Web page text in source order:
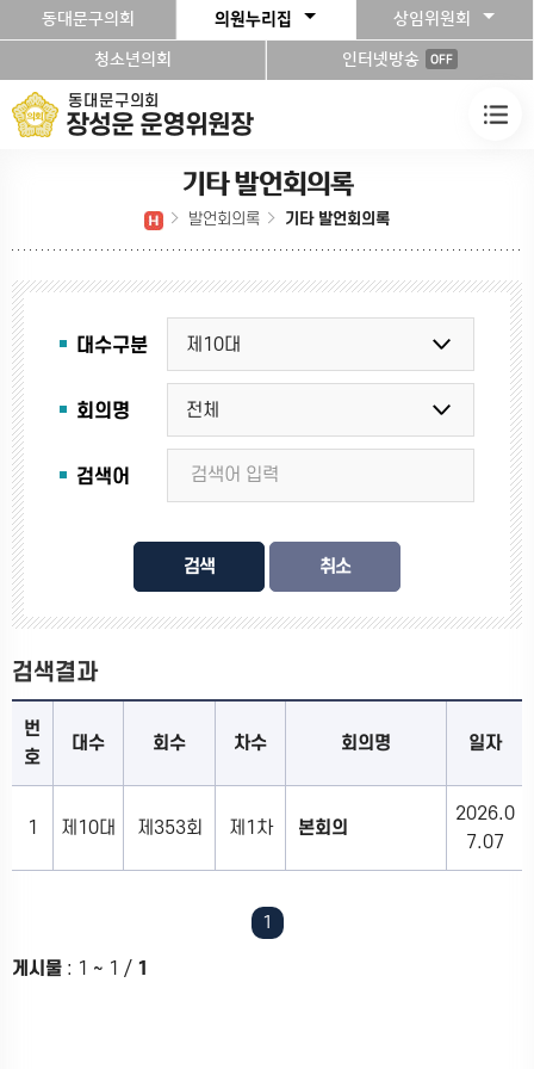
본문바로가기
동대문구의회 의원누리집 상임위원회
청소년의회 인터넷방송 OFF
동대문구의회
장성운 운영위원장
기타 발언회의록
발언회의록 기타 발언회의록
대수구분
회의명
검색어
검색
검색결과
번
호
대수 회수 차수 회의명 일자
1 제10대 제353회 제1차 본회의
2026.0
7.07
1
게시물 : 1 ~ 1 / 1